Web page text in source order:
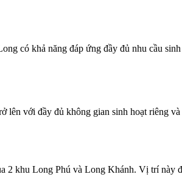
có khả năng đáp ứng đầy đủ nhu cầu
với đầy đủ không gian sinh hoạt riêng
2 khu Long Phú và Long Khánh. Vị trí